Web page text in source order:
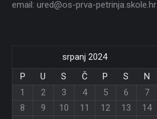
email: ured@os-prva-petrinja.skole.hr
srpanj 2024
P
U S Č P S
N
1
2 3 4 5 6
7
8
9 10 11 12 13
14